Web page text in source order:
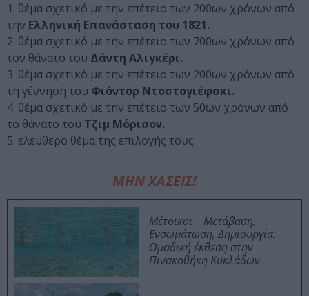
1. θέμα σχετικό με την επέτειο των 200ων χρόνων από
την Ελληνική Επανάσταση του 1821.
2. θέμα σχετικό με την επέτειο των 700ων χρόνων από
τον θάνατο του Δάντη Αλιγκέρι.
3. θέμα σχετικό με την επέτειο των 200ων χρόνων από
τη γέννηση του Φιόντορ Ντοστογιέφσκι.
4. θέμα σχετικό με την επέτειο των 50ων χρόνων από
το θάνατο του Τζιμ Μόρισον.
5. ελεύθερο θέμα της επιλογής τους.
ΜΗΝ ΧΑΣΕΙΣ!
Μέτοικοι – Μετάβαση,
Ενσωμάτωση, Δημιουργία:
Ομαδική έκθεση στην
Πινακοθήκη Κυκλάδων